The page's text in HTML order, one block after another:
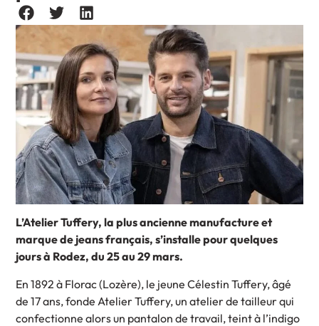
L’Atelier Tuffery, la plus ancienne manufacture et
marque de jeans français, s’installe pour quelques
jours à Rodez, du 25 au 29 mars.
En 1892 à Florac (Lozère), le jeune Célestin Tuffery, âgé
de 17 ans, fonde Atelier Tuffery, un atelier de tailleur qui
confectionne alors un pantalon de travail, teint à l’indigo